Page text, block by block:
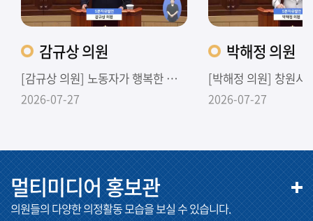
감규상 의원
[감규상 의원] 노동자가 행복한 도시가 기업하기 좋은 도시입니다.
2026-07-27
박해정 의원
2026-07-27
멀티미디어 홍보관
의원들의 다양한 의정활동 모습을 보실 수 있습니다.